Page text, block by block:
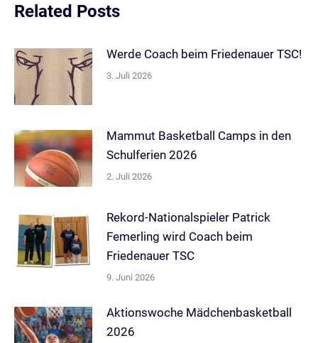
Related Posts
Werde Coach beim Friedenauer TSC!
3. Juli 2026
Mammut Basketball Camps in den
Schulferien 2026
2. Juli 2026
Rekord-Nationalspieler Patrick
Femerling wird Coach beim
Friedenauer TSC
9. Juni 2026
Aktionswoche Mädchenbasketball
2026